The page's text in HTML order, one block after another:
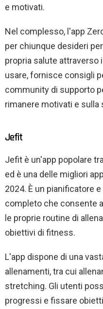
e motivati.
Nel complesso, l'app
per chiunque desideri
propria salute attraverso
usare, fornisce consigli
community di supporto
rimanere motivati ​​e sulla
Jefit
Jefit è un'app popolare
ed è una delle migliori
2024. È un pianificatore
completo che consente
le proprie routine di
obiettivi di fitness.
L'app dispone di una
allenamenti, tra cui
stretching. Gli utenti
progressi e fissare